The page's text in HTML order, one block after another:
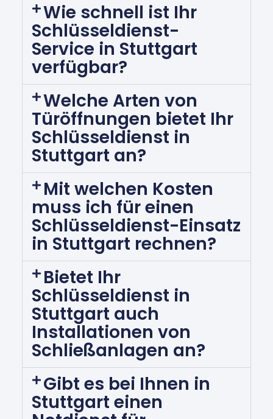
Wie schnell ist Ihr
Schlüsseldienst-
Service in Stuttgart
verfügbar?
Welche Arten von
Türöffnungen bietet Ihr
Schlüsseldienst in
Stuttgart an?
Mit welchen Kosten
muss ich für einen
Schlüsseldienst-Einsatz
in Stuttgart rechnen?
Bietet Ihr
Schlüsseldienst in
Stuttgart auch
Installationen von
Schließanlagen an?
Gibt es bei Ihnen in
Stuttgart einen